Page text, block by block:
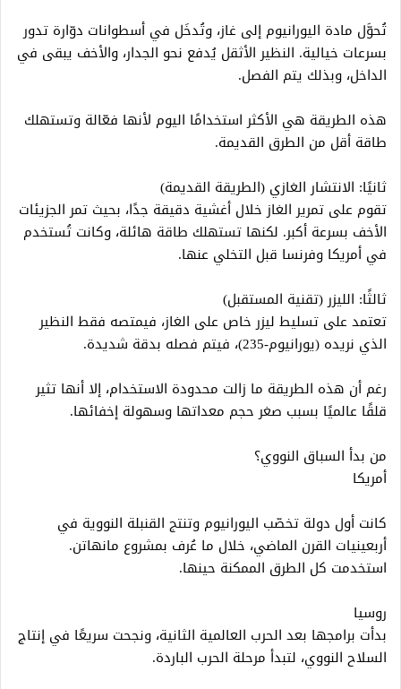
تُحوَّل مادة اليورانيوم إلى غاز، وتُدخَل في أسطوانات دوّارة تدور
بسرعات خيالية. النظير الأثقل يُدفع نحو الجدار، والأخف يبقى في
الداخل، وبذلك يتم الفصل.
هذه الطريقة هي الأكثر استخدامًا اليوم لأنها فعّالة وتستهلك
طاقة أقل من الطرق القديمة.
ثانيًا: الانتشار الغازي (الطريقة القديمة)
تقوم على تمرير الغاز خلال أغشية دقيقة جدًا، بحيث تمر الجزيئات
الأخف بسرعة أكبر. لكنها تستهلك طاقة هائلة، وكانت تُستخدم
في أمريكا وفرنسا قبل التخلي عنها.
ثالثًا: الليزر (تقنية المستقبل)
تعتمد على تسليط ليزر خاص على الغاز، فيمتصه فقط النظير
الذي نريده (يورانيوم-235)، فيتم فصله بدقة شديدة.
رغم أن هذه الطريقة ما زالت محدودة الاستخدام، إلا أنها تثير
قلقًا عالميًا بسبب صغر حجم معداتها وسهولة إخفائها.
من بدأ السباق النووي؟
أمريكا
كانت أول دولة تخصّب اليورانيوم وتنتج القنبلة النووية في
أربعينيات القرن الماضي، خلال ما عُرف بمشروع مانهاتن.
استخدمت كل الطرق الممكنة حينها.
روسيا
بدأت برامجها بعد الحرب العالمية الثانية، ونجحت سريعًا في إنتاج
السلاح النووي، لتبدأ مرحلة الحرب الباردة.